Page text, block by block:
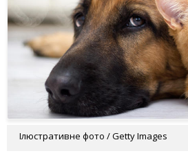
Ілюстративне фото / Getty Images